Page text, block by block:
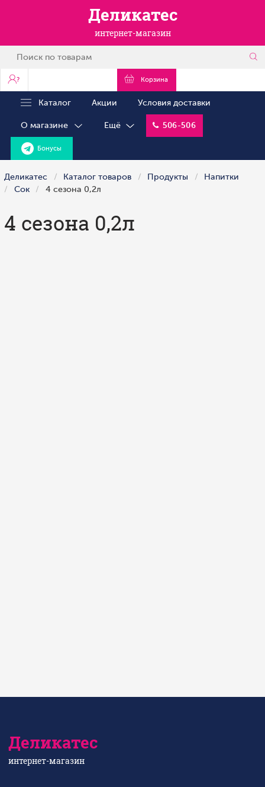
Деликатес
интернет-магазин
? Корзина
Каталог Акции Условия доставки
О магазине Ещё 506-506
Бонусы
Деликатес Каталог товаров Продукты
Напитки
Сок
4 сезона 0,2л
4 сезона 0,2л
Деликатес
интернет-магазин